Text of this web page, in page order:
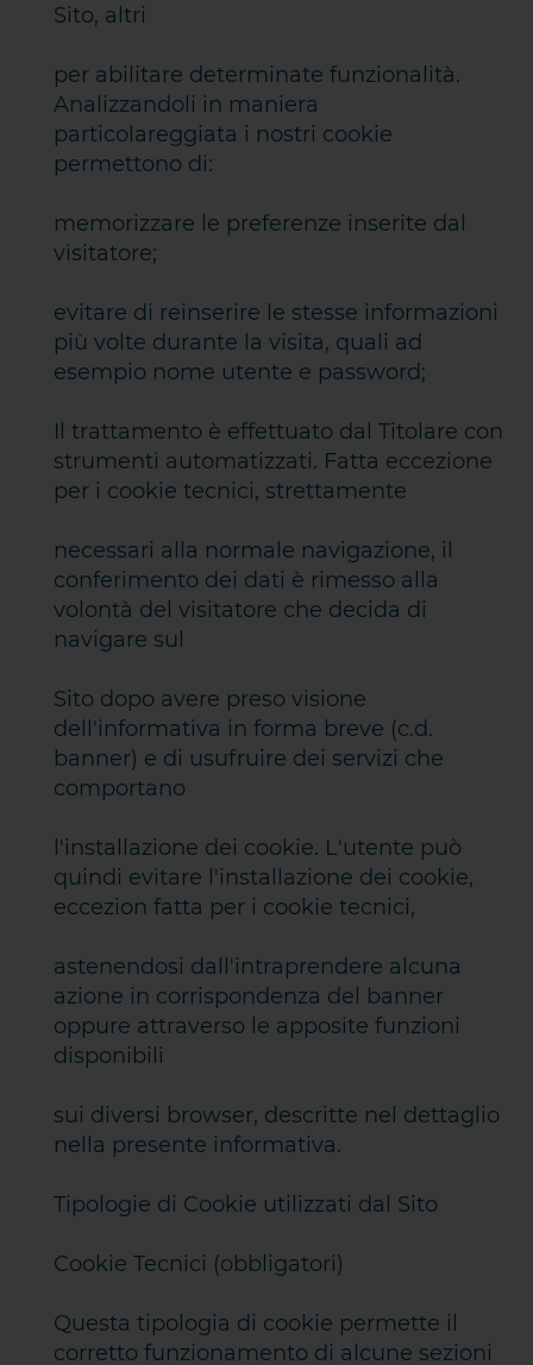
Sito, altri
per abilitare determinate funzionalità.
Analizzandoli in maniera
particolareggiata i nostri cookie
permettono di:
memorizzare le preferenze inserite dal
visitatore;
evitare di reinserire le stesse informazioni
più volte durante la visita, quali ad
esempio nome utente e password;
Il trattamento è effettuato dal Titolare con
strumenti automatizzati. Fatta eccezione
per i cookie tecnici, strettamente
necessari alla normale navigazione, il
conferimento dei dati è rimesso alla
volontà del visitatore che decida di
navigare sul
Sito dopo avere preso visione
dell'informativa in forma breve (c.d.
banner) e di usufruire dei servizi che
comportano
l'installazione dei cookie. L'utente può
quindi evitare l'installazione dei cookie,
eccezion fatta per i cookie tecnici,
astenendosi dall'intraprendere alcuna
azione in corrispondenza del banner
oppure attraverso le apposite funzioni
disponibili
sui diversi browser, descritte nel dettaglio
nella presente informativa.
Tipologie di Cookie utilizzati dal Sito
Cookie Tecnici (obbligatori)
Questa tipologia di cookie permette il
corretto funzionamento di alcune sezioni